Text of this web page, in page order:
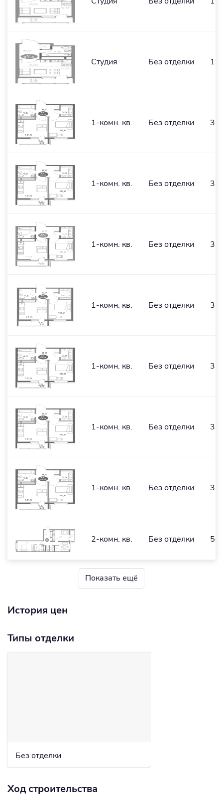
Студия Без отделки
1-комн. кв. Без отделки
1-комн. кв. Без отделки
1-комн. кв. Без отделки
1-комн. кв. Без отделки
1-комн. кв. Без отделки
1-комн. кв. Без отделки
1-комн. кв. Без отделки
2-комн. кв. Без отделки
Показать ещё
История цен
Типы отделки
Без отделки
Ход строительства